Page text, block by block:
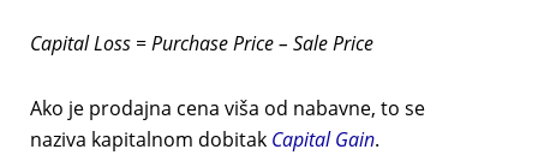
Capital Loss = Purchase Price – Sale Price
Ako je prodajna cena viša od nabavne, to se
naziva kapitalnom dobitak Capital Gain.